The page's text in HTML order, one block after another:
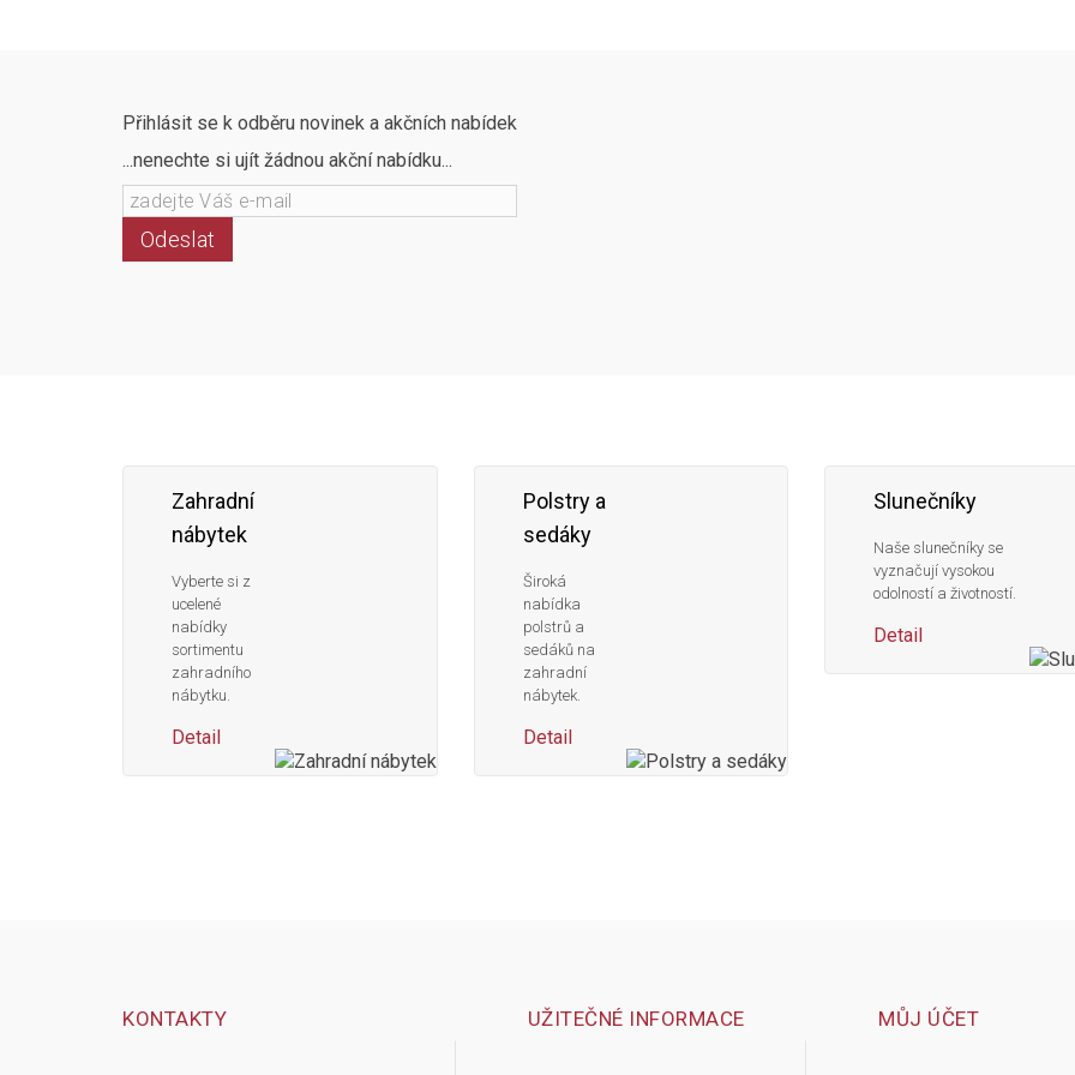
Přihlásit se k odběru novinek a akčních nabídek
...nenechte si ujít žádnou akční nabídku...
Odeslat
Zahradní
nábytek
Vyberte si z
ucelené
nabídky
sortimentu
zahradního
nábytku.
Detail
Polstry a
sedáky
Široká
nabídka
polstrů a
sedáků na
zahradní
nábytek.
Detail
Slunečníky
Naše slunečníky se
vyznačují vysokou
odolností a životností.
Detail
KONTAKTY UŽITEČNÉ INFORMACE MŮJ ÚČET